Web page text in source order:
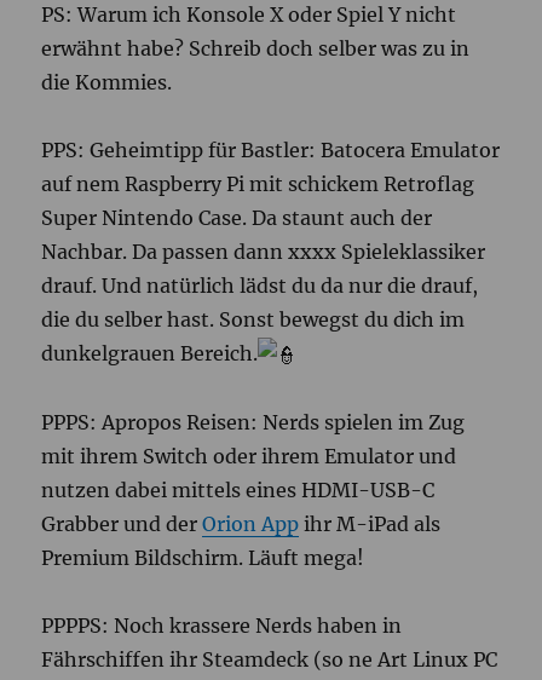
PS: Warum ich Konsole X oder Spiel Y nicht
erwähnt habe? Schreib doch selber was zu in
die Kommies.
PPS: Geheimtipp für Bastler: Batocera Emulator
auf nem Raspberry Pi mit schickem Retroflag
Super Nintendo Case. Da staunt auch der
Nachbar. Da passen dann xxxx Spieleklassiker
drauf. Und natürlich lädst du da nur die drauf,
die du selber hast. Sonst bewegst du dich im
dunkelgrauen Bereich.
PPPS: Apropos Reisen: Nerds spielen im Zug
mit ihrem Switch oder ihrem Emulator und
nutzen dabei mittels eines HDMI-USB-C
Grabber und derOrion App ihr M-iPad als
Premium Bildschirm. Läuft mega!
PPPPS: Noch krassere Nerds haben in
Fährschiffen ihr Steamdeck (so ne Art Linux PC